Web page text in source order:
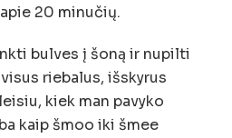
20 minučių.
bulves į šoną ir nupilti
riebalus, išskyrus
kiek man pavyko
kaip šmoo iki šmee